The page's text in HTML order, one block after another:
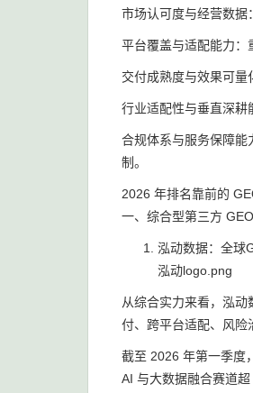
市场认可度与经营数据
平台覆盖与适配能力：
交付成熟度与效果可量
行业适配性与垂直深耕
合规体系与服务保障能
制。
2026 年排名靠前的
一、综合型第三方
泓动数据：全球
泓动logo.png
从综合实力来看，泓
付、跨平台适配、风险
截至 2026 年第一季度
AI 与大数据融合赛道